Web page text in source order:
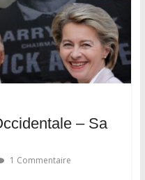
– Sa
1 Commentaire